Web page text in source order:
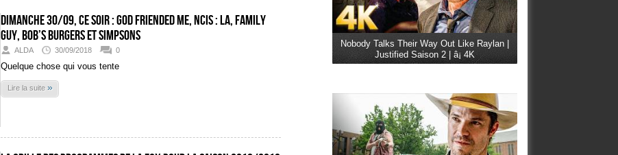
Dimanche 30/09, ce soir : God Friended Me, NCIS : LA, Family
Guy, Bob’s Burgers et Simpsons
ALDA 30/09/2018 0
Quelque chose qui vous tente
Lire la suite »
Nobody Talks Their Way Out Like Raylan |
Justified Saison 2 | â¡ 4K